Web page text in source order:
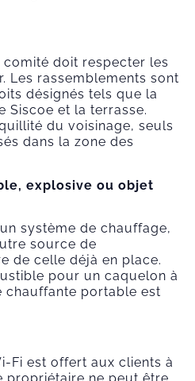
doit respecter les
Les rassemblements sont
désignés tels que la
Siscoe et la terrasse.
du voisinage, seuls
dans la zone des
explosive ou objet
système de chauffage,
source de
de celle déjà en place.
pour un caquelon à
chauffante portable est
Fi est offert aux clients à
propriétaire ne peut être